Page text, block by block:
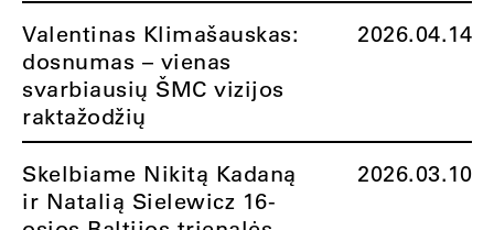
Valentinas Klimašauskas:
dosnumas – vienas
svarbiausių ŠMC vizijos
raktažodžių
2026.04.14
Skelbiame Nikitą Kadaną
ir Natalią Sielewicz 16-
2026.03.10